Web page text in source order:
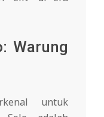
Warung
untuk